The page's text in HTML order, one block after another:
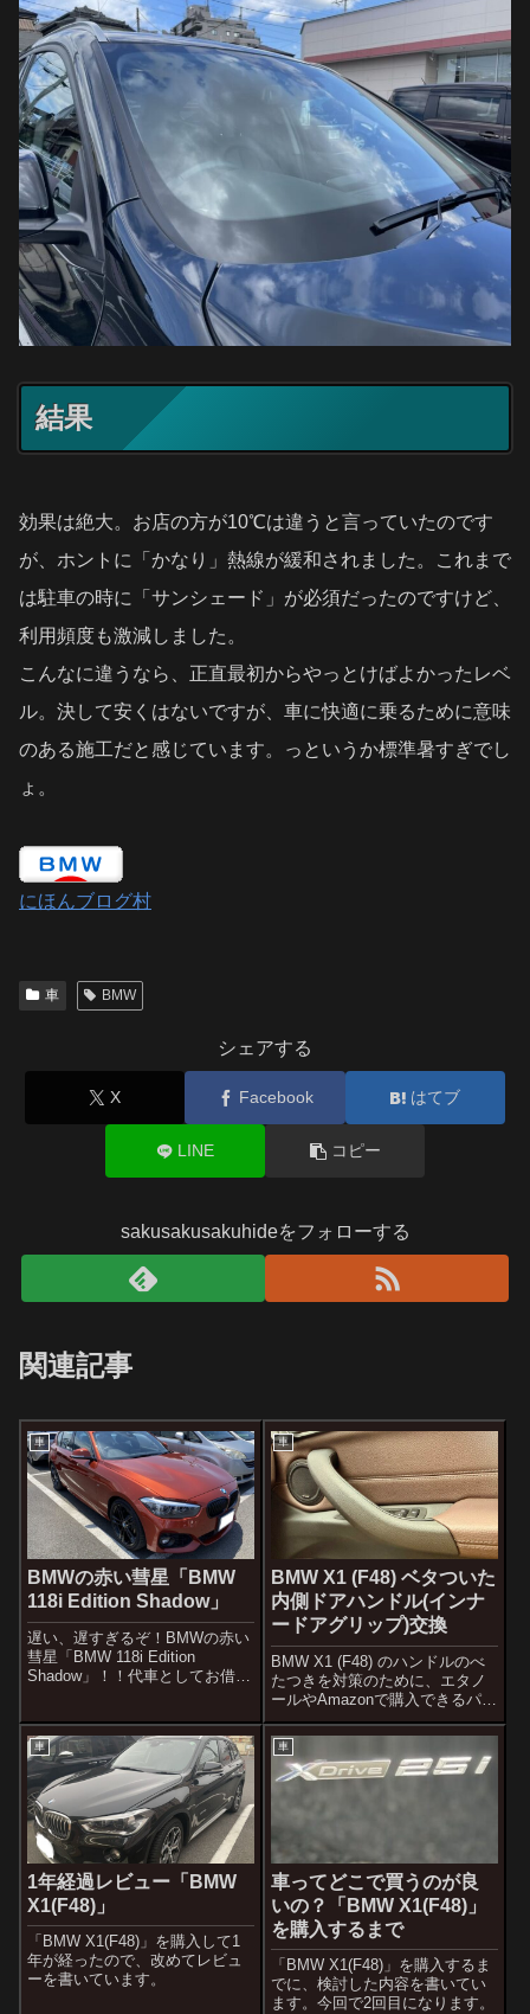
結果
効果は絶大。お店の方が10℃は違うと言っていたのです
が、ホントに「かなり」熱線が緩和されました。これまで
は駐車の時に「サンシェード」が必須だったのですけど、
利用頻度も激減しました。
こんなに違うなら、正直最初からやっとけばよかったレベ
ル。決して安くはないですが、車に快適に乗るために意味
のある施工だと感じています。っというか標準暑すぎでし
ょ。
にほんブログ村
車 BMW
シェアする
X Facebook はてブ
LINE コピー
sakusakusakuhideをフォローする
関連記事
車
BMWの赤い彗星「BMW
118i Edition Shadow」
遅い、遅すぎるぞ！BMWの赤い
彗星「BMW 118i Edition
Shadow」！！代車としてお借り
車
BMW X1 (F48) ベタついた
内側ドアハンドル(インナ
ードアグリップ)交換
BMW X1 (F48) のハンドルのべ
たつきを対策のために、エタノ
ールやAmazonで購入できるパー
ツを利用し交換をしました。
車
1年経過レビュー「BMW
X1(F48)」
「BMW X1(F48)」を購入して1
年が経ったので、改めてレビュ
ーを書いています。
車
車ってどこで買うのが良
いの？「BMW X1(F48)」
を購入するまで
「BMW X1(F48)」を購入するま
でに、検討した内容を書いてい
ます。今回で2回目になります。